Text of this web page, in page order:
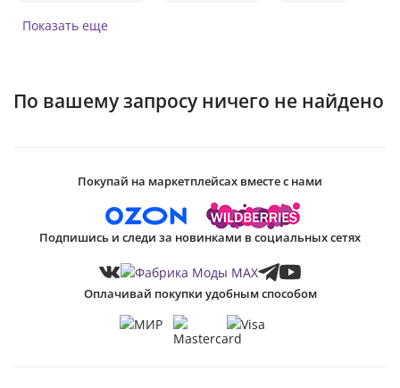
зимние
приталенные
классические белые
Показать еще
По вашему запросу ничего не найдено
Покупай на маркетплейсах вместе с нами
Подпишись и следи за новинками в социальных сетях
Оплачивай покупки удобным способом